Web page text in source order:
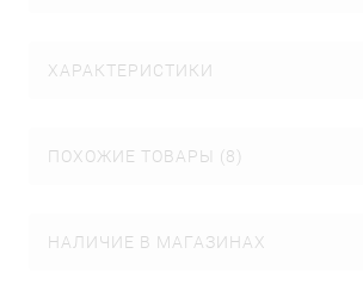
ХАРАКТЕРИСТИКИ
ПОХОЖИЕ ТОВАРЫ (8)
НАЛИЧИЕ В МАГАЗИНАХ